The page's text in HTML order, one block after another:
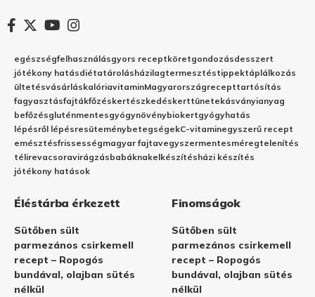
egészségfelhasználásgyors receptköretgondozásdesszert
jótékony hatásdiétatárolásházilagtermesztéstippektáplálkozás
ültetésvásárláskalóriavitaminMagyarországrecepttartósítás
fagyasztásfajtákfőzéskertészkedéskerttünetekásványianyag
befőzésgluténmentesgyógynövénybiokertgyógyhatás
lépésről lépésresüteménybetegségekC-vitaminegyszerű recept
emésztésfrissességmagyar fajtavegyszermentesméregtelenítés
télirevacsoravirágzásbabáknakelkészítésházi készítés
jótékony hatások
Éléstárba érkezett
Sütőben sült
parmezános csirkemell
recept – Ropogós
bundával, olajban sütés
nélkül
Finomságok
Sütőben sült
parmezános csirkemell
recept – Ropogós
bundával, olajban sütés
nélkül